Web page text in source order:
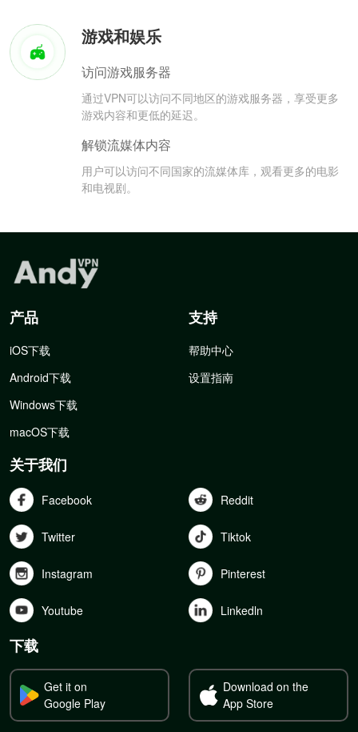
游戏和娱乐
访问游戏服务器
通过VPN可以访问不同地区的游戏服务器，享受更多
游戏内容和更低的延迟。
解锁流媒体内容
用户可以访问不同国家的流媒体库，观看更多的电影
和电视剧。
产品
iOS下载
Android下载
Windows下载
macOS下载
支持
帮助中心
设置指南
关于我们
Facebook Reddit
Twitter Tiktok
Instagram Pinterest
Youtube Linkedln
下载
Get it on
Google Play
Download on the
App Store